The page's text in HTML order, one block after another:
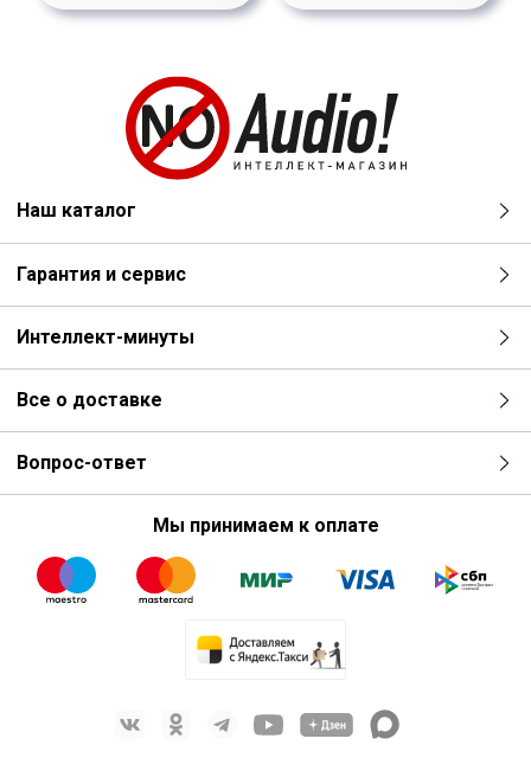
Наш каталог
Гарантия и сервис
Интеллект-минуты
Все о доставке
Вопрос-ответ
Мы принимаем к оплате